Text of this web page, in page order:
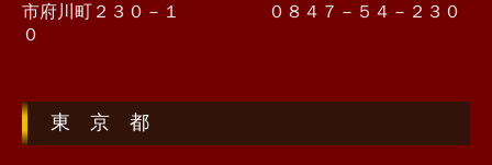
市府川町２３０－１ ０８４７－５４－２３０
０
東 京 都